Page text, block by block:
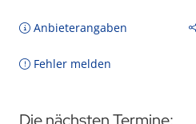
Anbieterangaben
Fehler melden